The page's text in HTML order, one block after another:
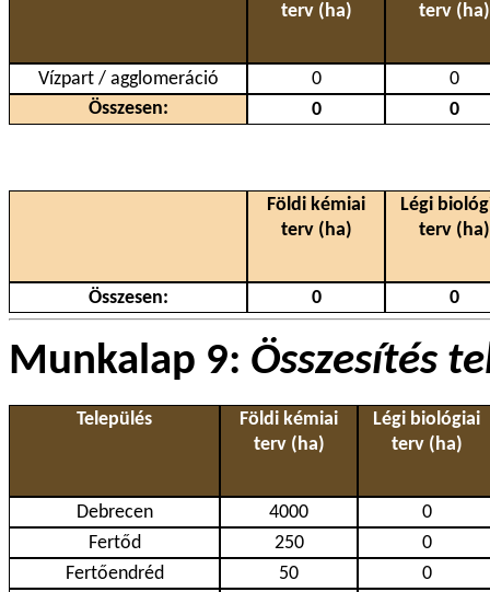
terv (ha)
terv (ha)
Vízpart / agglomeráció 0
0
Összesen:
0 0
Földi kémiai
terv (ha)
Légi
terv (ha)
Összesen: 0 0
Munkalap 9: Összesítés
Település
Földi kémiai
terv (ha)
Légi biológiai
terv (ha)
Debrecen 4000
0
Fertőd
250
0
Fertőendréd
50
0